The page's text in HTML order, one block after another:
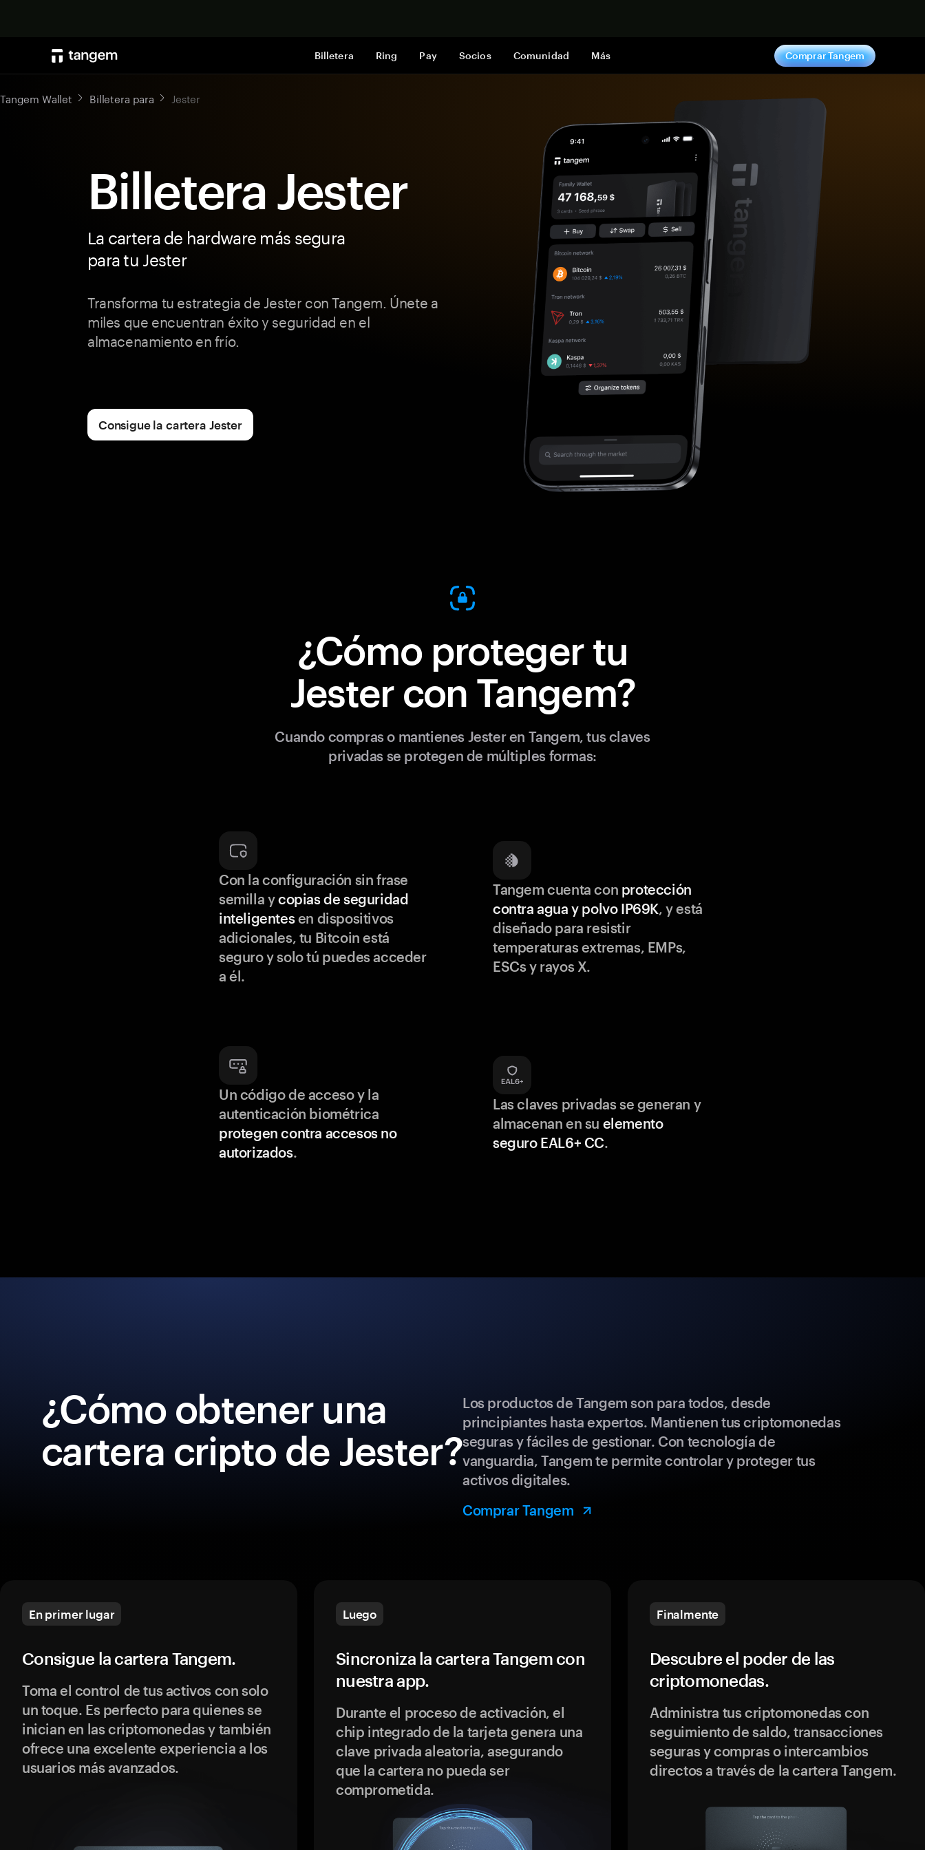
Billetera Ring Pay Socios Comunidad Más Comprar Tangem
Tangem Wallet Billetera para Jester
Billetera Jester
La cartera de hardware más segura
para tu Jester
Transforma tu estrategia de Jester con Tangem. Únete a
miles que encuentran éxito y seguridad en el
almacenamiento en frío.
Consigue la cartera Jester
¿Cómo proteger tu
Jester con Tangem?
Cuando compras o mantienes Jester en Tangem, tus claves
privadas se protegen de múltiples formas:
Con la configuración sin frase
semilla ycopias de seguridad
inteligentesen dispositivos
adicionales, tu Bitcoin está
seguro y solo tú puedes acceder
a él.
Tangem cuenta con protección
contra agua y polvo IP69K, y está
diseñado para resistir
temperaturas extremas, EMPs,
ESCs y rayos X.
Un código de acceso y la
autenticación biométrica
protegen contra accesos no
autorizados.
Las claves privadas se generan y
almacenan en su elemento
seguro EAL6+ CC.
¿Cómo obtener una
cartera cripto de Jester?
Los productos de Tangem son para todos, desde
principiantes hasta expertos. Mantienen tus criptomonedas
seguras y fáciles de gestionar. Con tecnología de
vanguardia, Tangem te permite controlar y proteger tus
activos digitales.
Comprar Tangem
En primer lugar
Consigue la cartera Tangem.
Toma el control de tus activos con solo
un toque. Es perfecto para quienes se
inician en las criptomonedas y también
ofrece una excelente experiencia a los
usuarios más avanzados.
Luego
Sincroniza la cartera Tangem con
nuestra app.
Durante el proceso de activación, el
chip integrado de la tarjeta genera una
clave privada aleatoria, asegurando
que la cartera no pueda ser
comprometida.
Finalmente
Descubre el poder de las
criptomonedas.
Administra tus criptomonedas con
seguimiento de saldo, transacciones
seguras y compras o intercambios
directos a través de la cartera Tangem.